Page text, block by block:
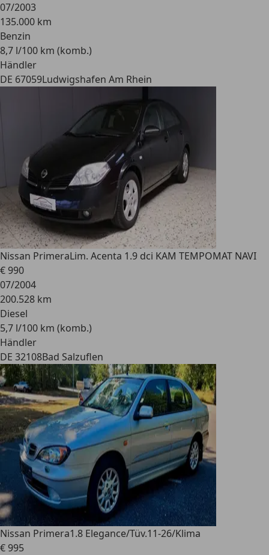
07/2003
135.000 km
Benzin
8,7 l/100 km (komb.)
Händler
DE 67059Ludwigshafen Am Rhein
Nissan PrimeraLim. Acenta 1.9 dci KAM TEMPOMAT NAVI
€ 990
07/2004
200.528 km
Diesel
5,7 l/100 km (komb.)
Händler
DE 32108Bad Salzuflen
Nissan Primera1.8 Elegance/Tüv.11-26/Klima
€ 995